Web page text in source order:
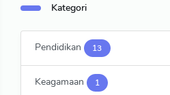
Kategori
Pendidikan 13
Keagamaan 1